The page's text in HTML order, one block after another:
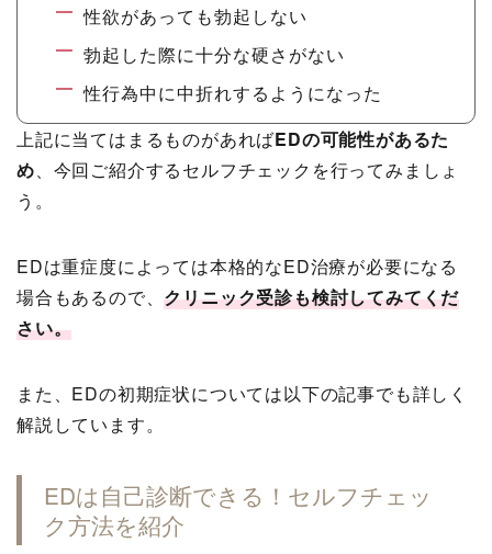
性欲があっても勃起しない
勃起した際に十分な硬さがない
性行為中に中折れするようになった
上記に当てはまるものがあればEDの可能性があるた
め、今回ご紹介するセルフチェックを行ってみましょ
う。
EDは重症度によっては本格的なED治療が必要になる
場合もあるので、クリニック受診も検討してみてくだ
さい。
また、EDの初期症状については以下の記事でも詳しく
解説しています。
EDは自己診断できる！セルフチェッ
ク方法を紹介